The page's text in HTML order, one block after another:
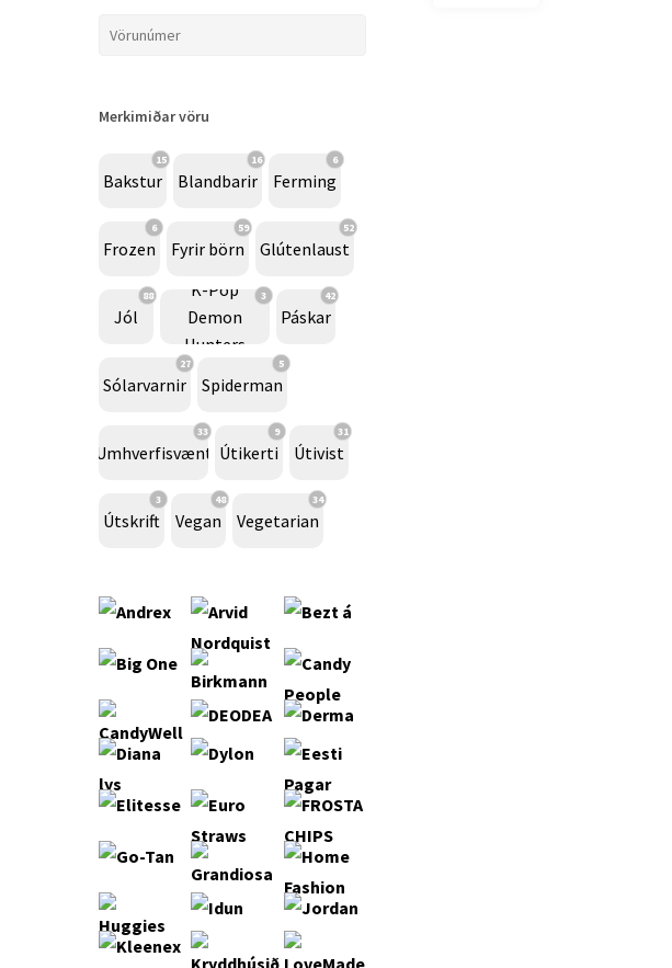
Merkimiðar vöru
15
Bakstur
16
Blandbarir
6
Ferming
6
Frozen
59
Fyrir börn
52
Glútenlaust
88
Jól
3
K-Pop
Demon
Hunters
42
Páskar
27
Sólarvarnir
5
Spiderman
33
Umhverfisvænt
9
Útikerti
31
Útivist
3
Útskrift
48
Vegan
34
Vegetarian